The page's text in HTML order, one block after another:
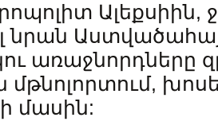
Ալեքսիին,
նրան
առաջնորդները
մթնոլորտում,
մասին: